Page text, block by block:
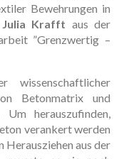
Bewehrungen in
Julia Krafft aus der
”Grenzwertig –
Betonmatrix und
herauszufinden,
verankert werden
Herausziehen aus der